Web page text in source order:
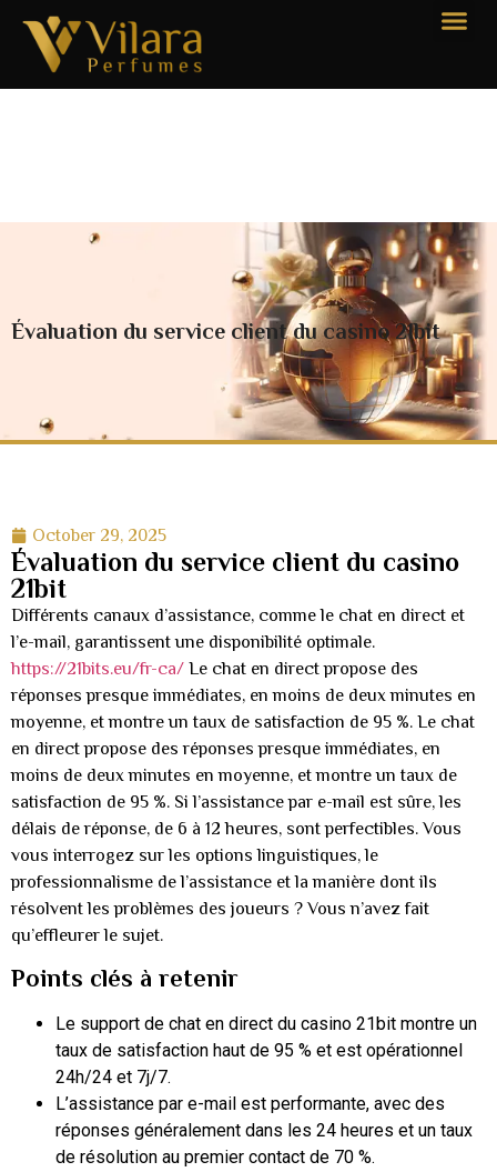
Évaluation du service client du casino 21bit
October 29, 2025
Évaluation du service client du casino
21bit
Différents canaux d’assistance, comme le chat en direct et
l’e-mail, garantissent une disponibilité optimale.
https://21bits.eu/fr-ca/ Le chat en direct propose des
réponses presque immédiates, en moins de deux minutes en
moyenne, et montre un taux de satisfaction de 95 %. Le chat
en direct propose des réponses presque immédiates, en
moins de deux minutes en moyenne, et montre un taux de
satisfaction de 95 %. Si l’assistance par e-mail est sûre, les
délais de réponse, de 6 à 12 heures, sont perfectibles. Vous
vous interrogez sur les options linguistiques, le
professionnalisme de l’assistance et la manière dont ils
résolvent les problèmes des joueurs ? Vous n’avez fait
qu’effleurer le sujet.
Points clés à retenir
Le support de chat en direct du casino 21bit montre un
taux de satisfaction haut de 95 % et est opérationnel
24h/24 et 7j/7.
L’assistance par e-mail est performante, avec des
réponses généralement dans les 24 heures et un taux
de résolution au premier contact de 70 %.